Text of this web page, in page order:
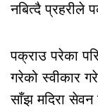
नबित्दै प्रहरीले
पक्राउ परेका
गरेको स्वीकार
साँझ मदिरा सेवन